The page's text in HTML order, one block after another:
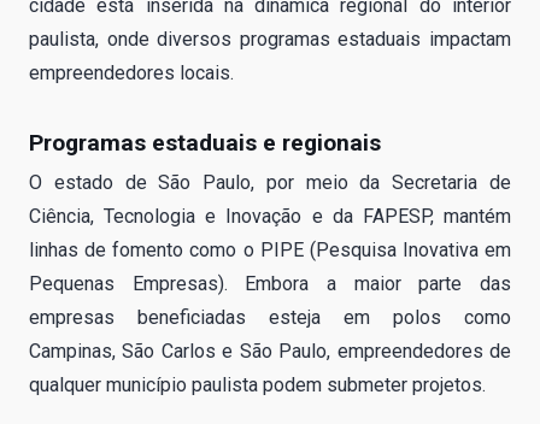
cidade está inserida na dinâmica regional do interior
paulista, onde diversos programas estaduais impactam
empreendedores locais.
Programas estaduais e regionais
O estado de São Paulo, por meio da Secretaria de
Ciência, Tecnologia e Inovação e da FAPESP, mantém
linhas de fomento como o PIPE (Pesquisa Inovativa em
Pequenas Empresas). Embora a maior parte das
empresas beneficiadas esteja em polos como
Campinas, São Carlos e São Paulo, empreendedores de
qualquer município paulista podem submeter projetos.